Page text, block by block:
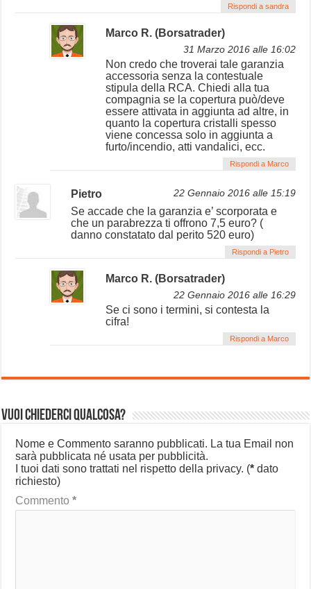
Rispondi a sandra
Marco R. (Borsatrader)
31 Marzo 2016 alle 16:02
Non credo che troverai tale garanzia
accessoria senza la contestuale
stipula della RCA. Chiedi alla tua
compagnia se la copertura può/deve
essere attivata in aggiunta ad altre, in
quanto la copertura cristalli spesso
viene concessa solo in aggiunta a
furto/incendio, atti vandalici, ecc.
Rispondi a Marco
Pietro 22 Gennaio 2016 alle 15:19
Se accade che la garanzia e’ scorporata e
che un parabrezza ti offrono 7,5 euro? (
danno constatato dal perito 520 euro)
Rispondi a Pietro
Marco R. (Borsatrader)
22 Gennaio 2016 alle 16:29
Se ci sono i termini, si contesta la
cifra!
Rispondi a Marco
Vuoi chiederci qualcosa?
Nome e Commento saranno pubblicati. La tua Email non
sarà pubblicata né usata per pubblicità.
I tuoi dati sono trattati nel rispetto della privacy. (* dato
richiesto)
Commento*